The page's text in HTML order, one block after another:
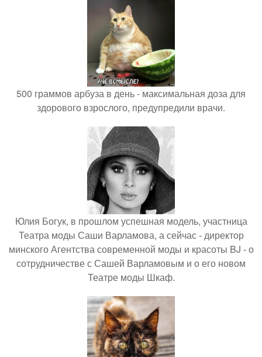
500 граммов арбуза в день - максимальная доза для
здорового взрослого, предупредили врачи.
Юлия Богук, в прошлом успешная модель, участница
Театра моды Саши Варламова, а сейчас - директор
минского Агентства современной моды и красоты BJ - о
сотрудничестве с Сашей Варламовым и о его новом
Театре моды Шкаф.